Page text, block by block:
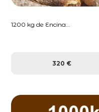
1200 kg de Encina...
320 €